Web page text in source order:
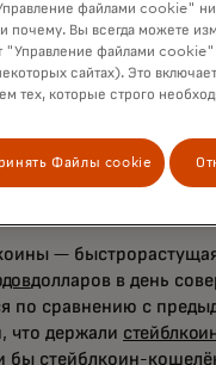
с компанией
мы
масштабе, -
цифровых
и охватом,
И эта инициатива
—
долларовв день
по сравнению с
что держали
бы стейблкоин-
файлами cookie"
почему. Вы всегда можете
"Управление файлами cookie"
сайтах). Это
тех, которые строго
Файлы cookie